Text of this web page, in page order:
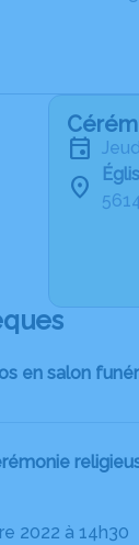
en salon
2022 à 14h30